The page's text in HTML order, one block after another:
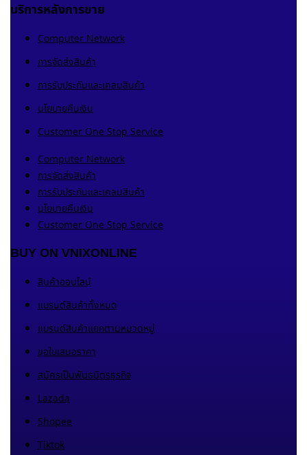
บริการหลังการขาย
Computer Network
การจัดส่งสินค้า
การรับประกันและเคลมสินค้า
นโยบายคืนเงิน
Customer One Stop Service
Computer Network
การจัดส่งสินค้า
การรับประกันและเคลมสินค้า
นโยบายคืนเงิน
Customer One Stop Service
BUY ON VNIXONLINE
สินค้าออนไลน์
แบรนด์สินค้าทั้งหมด
แบรนด์สินค้าแยกตามหมวดหมู่
ขอใบเสนอราคา
สมัครเป็นพันธมิตรธุรกิจ
Lazada
Shopee
Tiktok